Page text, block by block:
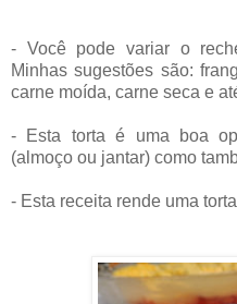
- Você pode variar o
Minhas sugestões são:
carne moída, carne seca e
- Esta torta é uma boa
(almoço ou jantar) como
- Esta receita rende uma